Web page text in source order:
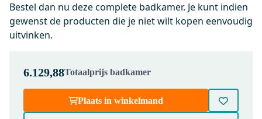
0,-
Ruimtebesparend Sifon Wit
Rond
Dinsdag in huis
0,-
Bestel dan nu deze complete badkamer. Je kunt indien
gewenst de producten die je niet wilt kopen eenvoudig
uitvinken.
6.129,88Totaalprijs badkamer
Plaats in winkelmand